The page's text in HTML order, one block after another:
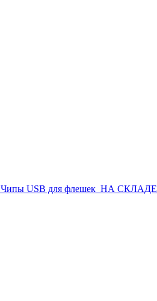
Чипы USB для флешек НА СКЛАДЕ